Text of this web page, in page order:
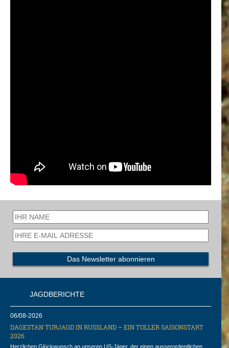
06/08-2026
DAGESTAN TURJAGD IN RUSSLAND – EIN TOLLER SAISONSTART
2026
Herzlichen Glückwunsch an unseren US-Jäger, der einen ausserordentlichen